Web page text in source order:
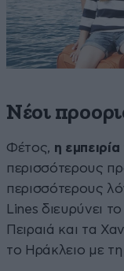
Νέοι
Φέτος, η
περισσότερους
περισσότερους
Lines διευρύνει
Πειραιά και τα
το Ηράκλειο με τη